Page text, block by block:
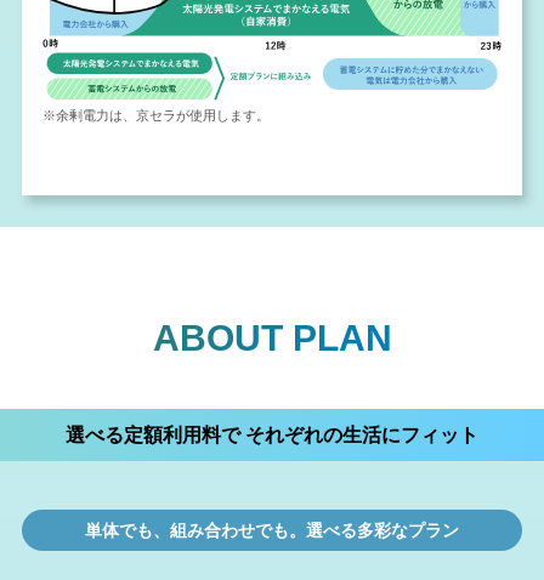
※余剰電力は、京セラが使用します。
ABOUT PLAN
選べる定額利用料で それぞれの生活にフィット
単体でも、組み合わせでも。選べる多彩なプラン